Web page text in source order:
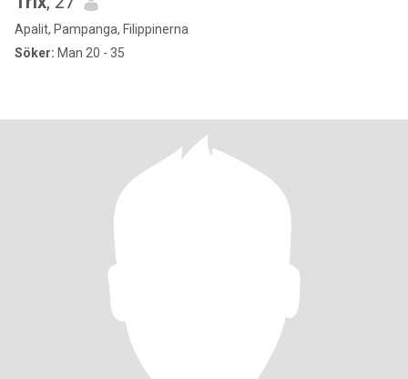
Apalit, Pampanga, Filippinerna
Söker: Man 20 - 35